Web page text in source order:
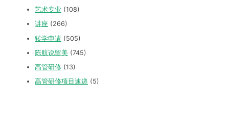
艺术专业 (108)
讲座 (266)
转学申请 (505)
陈航说留美 (745)
高管研修 (13)
高管研修项目速递 (5)